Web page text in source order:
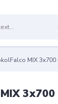
MIX 3x700
3x700